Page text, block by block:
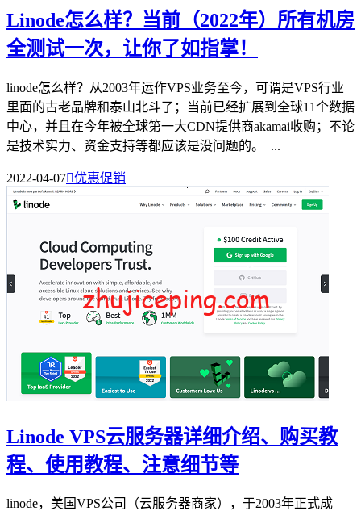
Linode怎么样？当前（2022年）所有机房
全测试一次，让你了如指掌！
linode怎么样？从2003年运作VPS业务至今，可谓是VPS行业
里面的古老品牌和泰山北斗了；当前已经扩展到全球11个数据
中心，并且在今年被全球第一大CDN提供商akamai收购；不论
是技术实力、资金支持等都应该是没问题的。 ...
2022-04-07优惠促销
Linode VPS云服务器详细介绍、购买教
程、使用教程、注意细节等
linode，美国VPS公司（云服务器商家），于2003年正式成